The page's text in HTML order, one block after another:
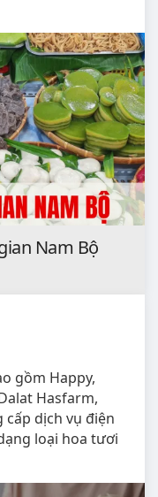
Nam Bộ
gồm Happy,
Hasfarm,
cấp dịch vụ điện
loại hoa tươi